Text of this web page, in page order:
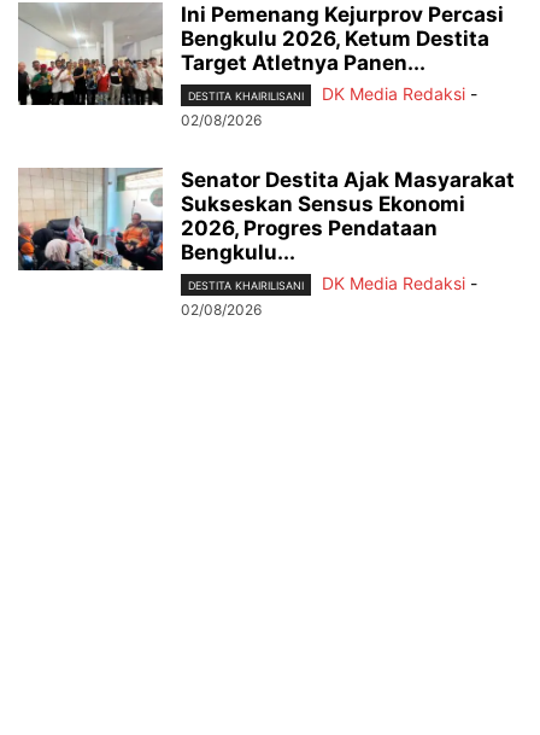
Ini Pemenang Kejurprov Percasi
Bengkulu 2026, Ketum Destita
Target Atletnya Panen...
DESTITA KHAIRILISANI DK Media Redaksi -
02/08/2026
Senator Destita Ajak Masyarakat
Sukseskan Sensus Ekonomi
2026, Progres Pendataan
Bengkulu...
DESTITA KHAIRILISANI DK Media Redaksi -
02/08/2026